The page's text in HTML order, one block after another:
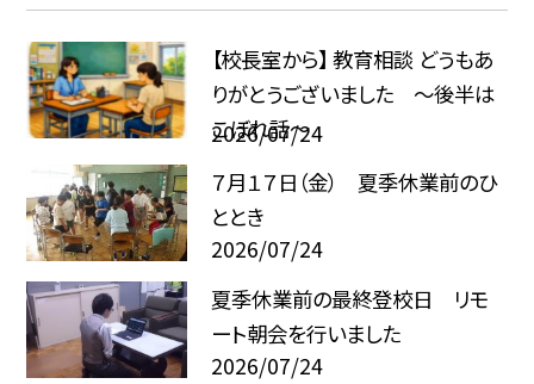
【校長室から】 教育相談 どうもあ
りがとうございました ～後半は
こぼれ話～
2026/07/24
７月１７日（金） 夏季休業前のひ
ととき
2026/07/24
夏季休業前の最終登校日 リモ
ート朝会を行いました
2026/07/24